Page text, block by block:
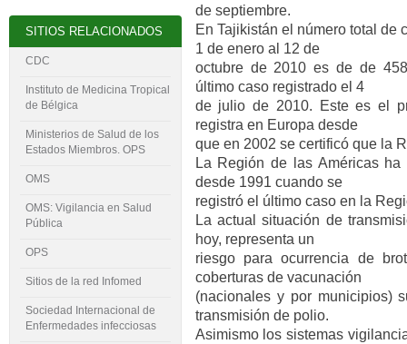
de septiembre.
En Tajikistán el número total
1 de enero al 12 de
octubre de 2010 es de de
último caso registrado el 4
de julio de 2010. Este es el
registra en Europa desde
que en 2002 se certificó que la
La Región de las Américas
desde 1991 cuando se
registró el último caso en la
La actual situación de
hoy, representa un
riesgo para ocurrencia de
coberturas de vacunación
(nacionales y por municipios)
transmisión de polio.
Asimismo los sistemas
SITIOS RELACIONADOS
CDC
Instituto de Medicina Tropical
de Bélgica
Ministerios de Salud de los
Estados Miembros. OPS
OMS
OMS: Vigilancia en Salud
Pública
OPS
Sitios de la red Infomed
Sociedad Internacional de
Enfermedades infecciosas